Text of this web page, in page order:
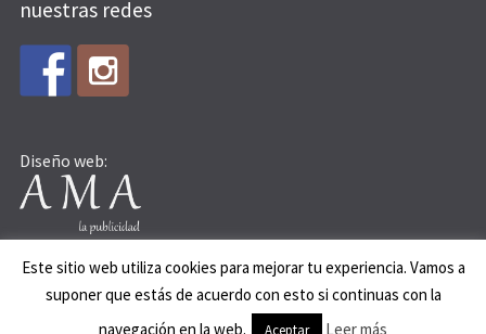
nuestras redes
Diseño web:
© AEPSIS 2015
Este sitio web utiliza cookies para mejorar tu experiencia. Vamos a
suponer que estás de acuerdo con esto si continuas con la
navegación en la web.
Aceptar Leer más